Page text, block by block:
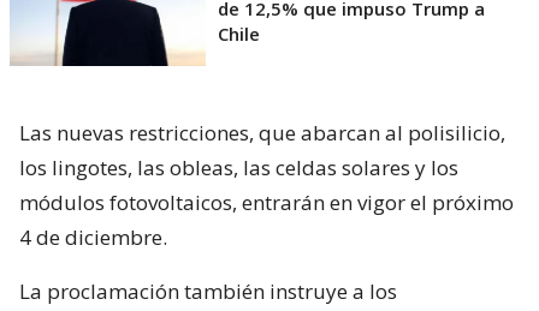
de 12,5% que impuso Trump a
Chile
Las nuevas restricciones, que abarcan al polisilicio,
los lingotes, las obleas, las celdas solares y los
módulos fotovoltaicos, entrarán en vigor el próximo
4 de diciembre.
La proclamación también instruye a los